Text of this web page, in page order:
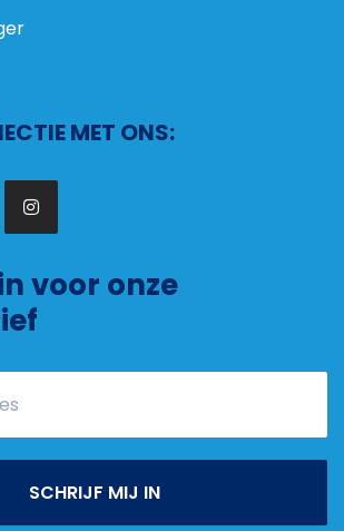
MET ONS:
voor onze
SCHRIJF MIJ IN